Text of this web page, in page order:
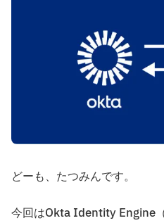
どーも、たつみんです。
今回はOkta Identity Engine